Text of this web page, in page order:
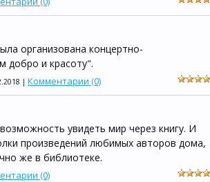
организована концертно-
добро и красоту".
| Комментарии (0)
увидеть мир через книгу. И
произведений любимых авторов дома,
же в библиотеке.
(0)